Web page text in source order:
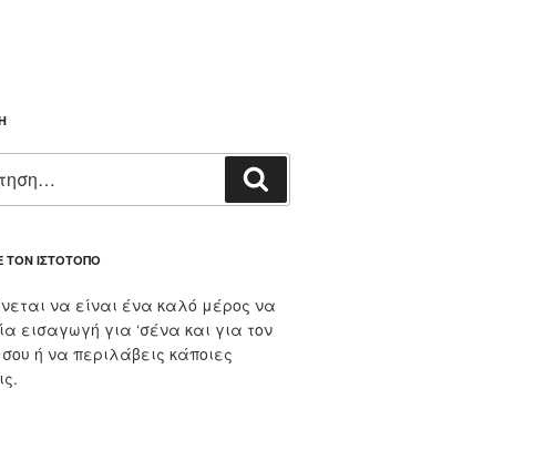
ΤΟΝ ΙΣΤΌΤΟΠΟ
να είναι ένα καλό μέρος να
εισαγωγή για ‘σένα και για τον
σου ή να περιλάβεις κάποιες